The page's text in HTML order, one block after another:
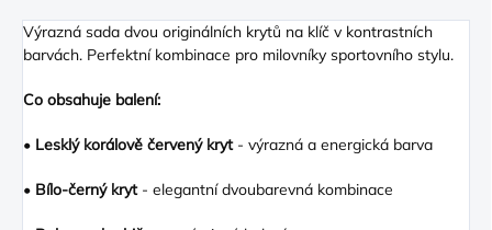
Výrazná sada dvou originálních krytů na klíč v kontrastních
barvách. Perfektní kombinace pro milovníky sportovního stylu.
Co obsahuje balení:
• Lesklý korálově červený kryt- výrazná a energická barva
• Bílo-černý kryt- elegantní dvoubarevná kombinace